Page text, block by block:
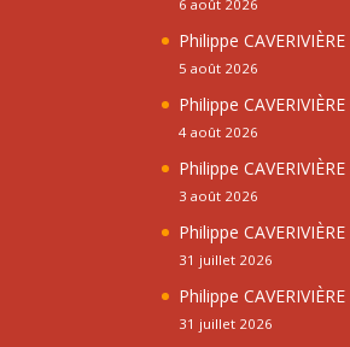
6 août 2026
Philippe
5 août 2026
Philippe
4 août 2026
Philippe
3 août 2026
Philippe
31 juillet 2026
Philippe
31 juillet 2026